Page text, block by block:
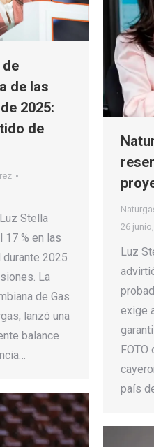
de las
2025:
de
Stella
17 % en las
2025
La
de Gas
lanzó una
balance
26
Luz
exige
país